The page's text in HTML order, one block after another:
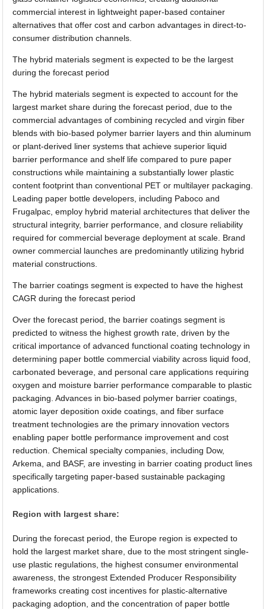
commercial interest in lightweight paper-based container
alternatives that offer cost and carbon advantages in direct-to-
consumer distribution channels.
The hybrid materials segment is expected to be the largest
during the forecast period
The hybrid materials segment is expected to account for the
largest market share during the forecast period, due to the
commercial advantages of combining recycled and virgin fiber
blends with bio-based polymer barrier layers and thin aluminum
or plant-derived liner systems that achieve superior liquid
barrier performance and shelf life compared to pure paper
constructions while maintaining a substantially lower plastic
content footprint than conventional PET or multilayer packaging.
Leading paper bottle developers, including Paboco and
Frugalpac, employ hybrid material architectures that deliver the
structural integrity, barrier performance, and closure reliability
required for commercial beverage deployment at scale. Brand
owner commercial launches are predominantly utilizing hybrid
material constructions.
The barrier coatings segment is expected to have the highest
CAGR during the forecast period
Over the forecast period, the barrier coatings segment is
predicted to witness the highest growth rate, driven by the
critical importance of advanced functional coating technology in
determining paper bottle commercial viability across liquid food,
carbonated beverage, and personal care applications requiring
oxygen and moisture barrier performance comparable to plastic
packaging. Advances in bio-based polymer barrier coatings,
atomic layer deposition oxide coatings, and fiber surface
treatment technologies are the primary innovation vectors
enabling paper bottle performance improvement and cost
reduction. Chemical specialty companies, including Dow,
Arkema, and BASF, are investing in barrier coating product lines
specifically targeting paper-based sustainable packaging
applications.
Region with largest share:
During the forecast period, the Europe region is expected to
hold the largest market share, due to the most stringent single-
use plastic regulations, the highest consumer environmental
awareness, the strongest Extended Producer Responsibility
frameworks creating cost incentives for plastic-alternative
packaging adoption, and the concentration of paper bottle